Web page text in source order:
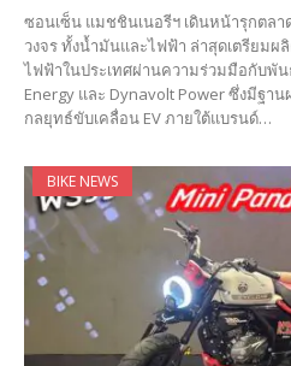
ซอนเซ็น แมชชินเนอรีฯ เดินหน้ารุกตล
วงจร ทั้งน้ำมันและไฟฟ้า ล่าสุดเตรียมผ
ไฟฟ้าในประเทศผ่านความร่วมมือกับพั
Energy และ Dynavolt Power ซึ่งมีฐา
กลยุทธ์ขับเคลื่อน EV ภายใต้แบรนด์…
BIKE NEWS